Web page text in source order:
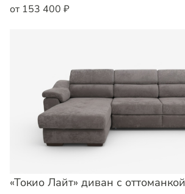
от 153 400 ₽
«Токио Лайт» диван с оттоманкой